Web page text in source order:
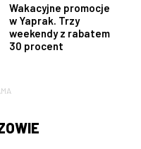
Wakacyjne promocje
w Yaprak. Trzy
weekendy z rabatem
30 procent